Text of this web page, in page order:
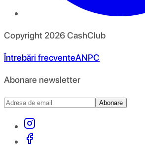
Copyright 2026CashClub
Întrebări frecventeANPC
Abonare newsletter
Abonare